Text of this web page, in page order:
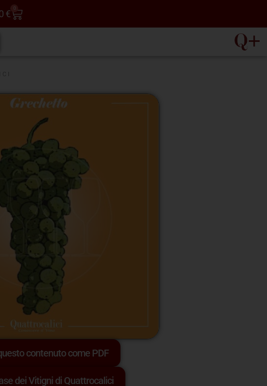
€ 0
contenuto come PDF
dei Vitigni di Quattrocalici